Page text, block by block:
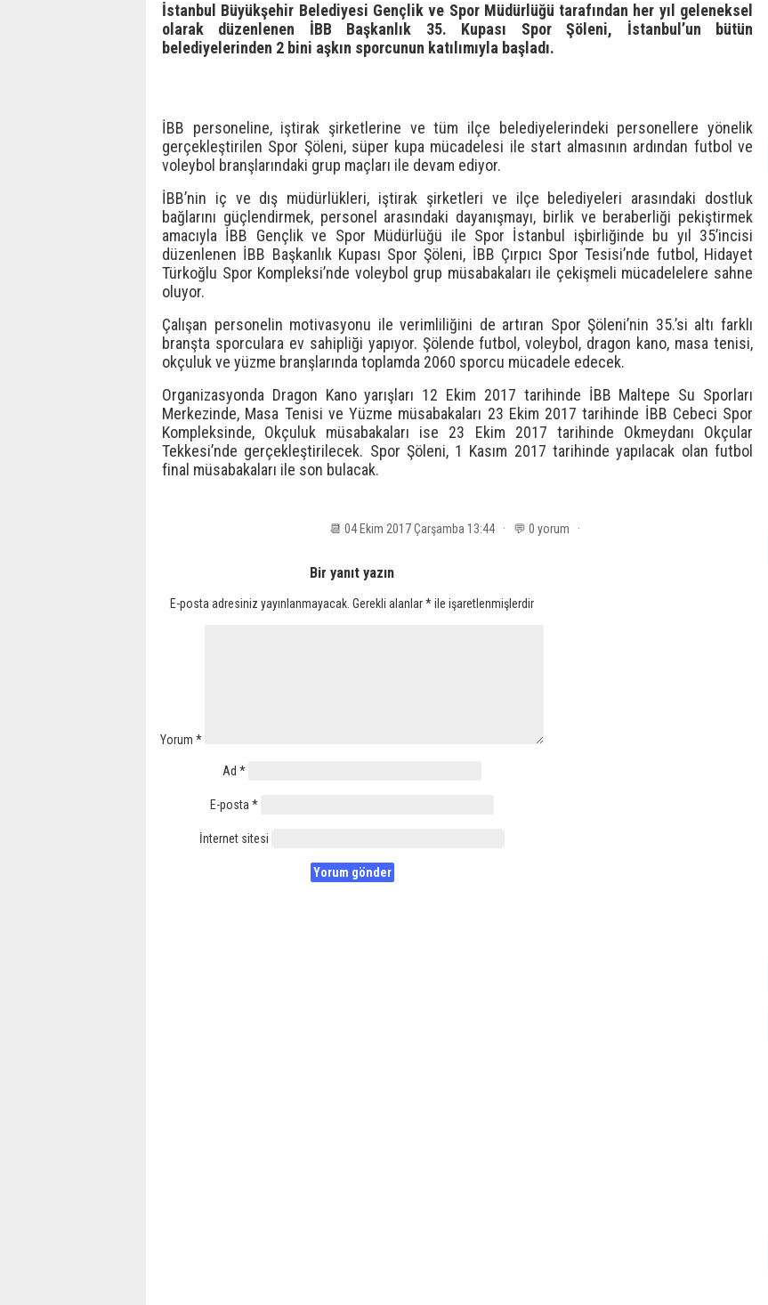
İstanbul Büyükşehir Belediyesi Gençlik ve Spor Müdürlüğü tarafından her yıl geleneksel
olarak düzenlenen İBB Başkanlık 35. Kupası Spor Şöleni, İstanbul’un bütün
belediyelerinden 2 bini aşkın sporcunun katılımıyla başladı.
İBB personeline, iştirak şirketlerine ve tüm ilçe belediyelerindeki personellere yönelik
gerçekleştirilen Spor Şöleni, süper kupa mücadelesi ile start almasının ardından futbol ve
voleybol branşlarındaki grup maçları ile devam ediyor.
İBB’nin iç ve dış müdürlükleri, iştirak şirketleri ve ilçe belediyeleri arasındaki dostluk
bağlarını güçlendirmek, personel arasındaki dayanışmayı, birlik ve beraberliği pekiştirmek
amacıyla İBB Gençlik ve Spor Müdürlüğü ile Spor İstanbul işbirliğinde bu yıl 35’incisi
düzenlenen İBB Başkanlık Kupası Spor Şöleni, İBB Çırpıcı Spor Tesisi’nde futbol, Hidayet
Türkoğlu Spor Kompleksi’nde voleybol grup müsabakaları ile çekişmeli mücadelelere sahne
oluyor.
Çalışan personelin motivasyonu ile verimliliğini de artıran Spor Şöleni’nin 35.’si altı farklı
branşta sporculara ev sahipliği yapıyor. Şölende futbol, voleybol, dragon kano, masa tenisi,
okçuluk ve yüzme branşlarında toplamda 2060 sporcu mücadele edecek.
Organizasyonda Dragon Kano yarışları 12 Ekim 2017 tarihinde İBB Maltepe Su Sporları
Merkezinde, Masa Tenisi ve Yüzme müsabakaları 23 Ekim 2017 tarihinde İBB Cebeci Spor
Kompleksinde, Okçuluk müsabakaları ise 23 Ekim 2017 tarihinde Okmeydanı Okçular
Tekkesi’nde gerçekleştirilecek. Spor Şöleni, 1 Kasım 2017 tarihinde yapılacak olan futbol
final müsabakaları ile son bulacak.
📆 04 Ekim 2017 Çarşamba 13:44 · 💬 0 yorum ·
Bir yanıt yazın
E-posta adresiniz yayınlanmayacak. Gerekli alanlar*ile işaretlenmişlerdir
Yorum *
Ad *
E-posta *
İnternet sitesi